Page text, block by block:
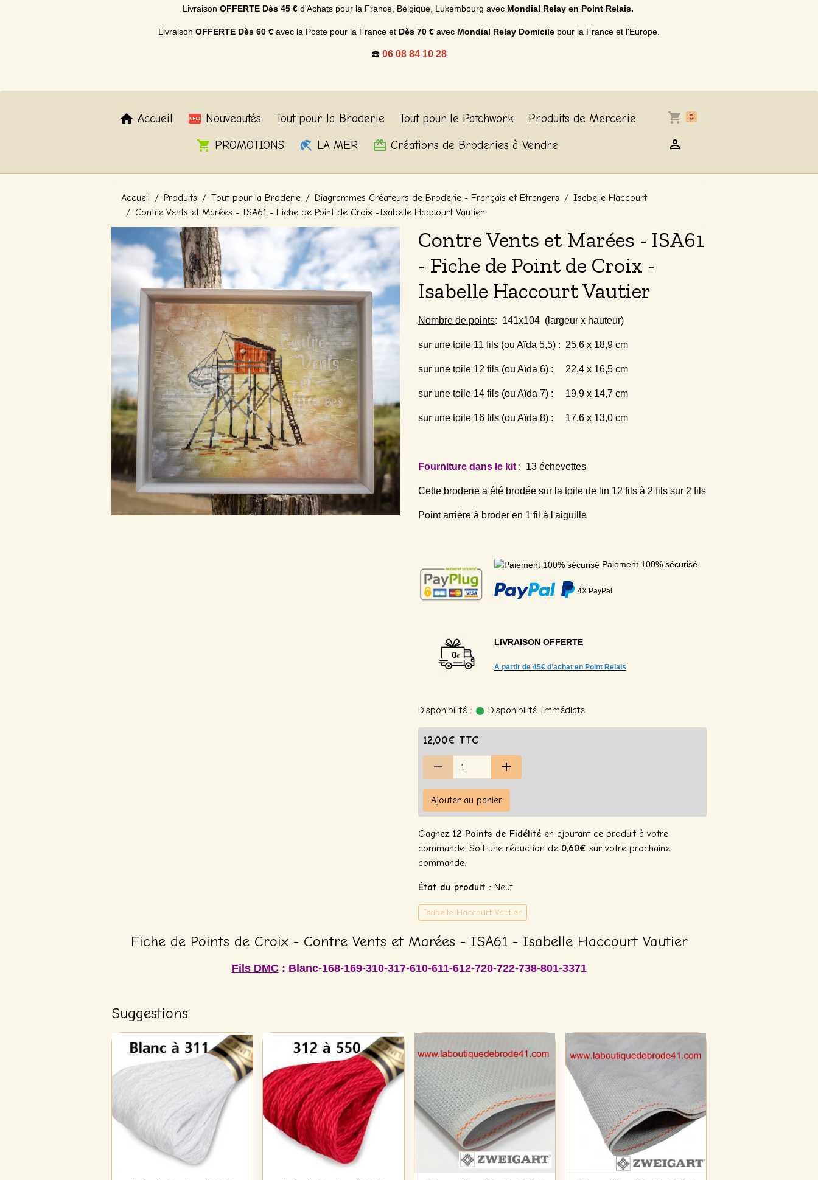
Livraison OFFERTE Dès 45 €d'Achats pour la France, Belgique, Luxembourg avec Mondial Relay en Point Relais.
Livraison OFFERTE Dès 60 € avec la Poste pour la France et Dès 70 € avec Mondial Relay Domicile pour la France et l'Europe.
☎️ 06 08 84 10 28
Accueil Nouveautés Tout pour la Broderie Tout pour le Patchwork
Produits de Mercerie
PROMOTIONS
LA MER Créations de Broderies à Vendre
0
Accueil Produits Tout pour la Broderie Diagrammes Créateurs de Broderie - Français et Etrangers
Isabelle Haccourt
Contre Vents et Marées - ISA61 - Fiche de Point de Croix -Isabelle Haccourt Vautier
Contre Vents et Marées - ISA61
- Fiche de Point de Croix -
Isabelle Haccourt Vautier
Nombre de points: 141x104 (largeur x hauteur)
sur une toile 11 fils (ou Aïda 5,5) : 25,6 x 18,9 cm
sur une toile 12 fils (ou Aïda 6) : 22,4 x 16,5 cm
sur une toile 14 fils (ou Aïda 7) : 19,9 x 14,7 cm
sur une toile 16 fils (ou Aïda 8) : 17,6 x 13,0 cm
Fourniture dans le kit : 13 échevettes
Cette broderie a été brodée sur la toile de lin 12 fils à 2 fils sur 2 fils
Point arrière à broder en 1 fil à l'aiguille
Paiement 100% sécurisé
4X PayPal
LIVRAISON OFFERTE
A partir de 45€ d’achat en Point Relais
Disponibilité : Disponibilité Immédiate
12,00€ TTC
Ajouter au panier
Gagnez 12 Points de Fidélité en ajoutant ce produit à votre
commande. Soit une réduction de 0,60€ sur votre prochaine
commande.
État du produit : Neuf
Isabelle Haccourt Vautier
Fiche de Points de Croix - Contre Vents et Marées - ISA61 - Isabelle Haccourt Vautier
Fils DMC: Blanc-168-169-310-317-610-611-612-720-722-738-801-3371
Suggestions